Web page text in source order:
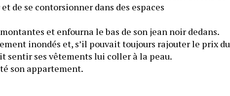
de se contorsionner dans des espaces
et enfourna le bas de son jean noir dedans.
inondés et, s’il pouvait toujours rajouter le prix du
son appartement.